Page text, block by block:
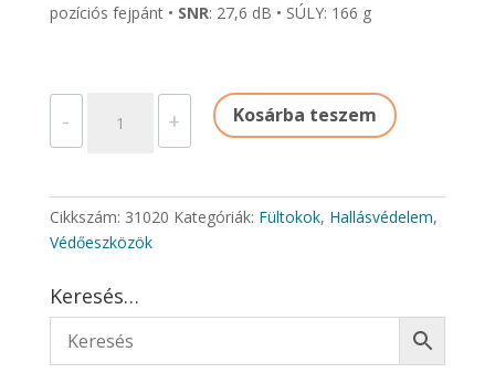
pozíciós fejpánt • SNR: 27,6 dB • SÚLY: 166 g
-
FÜLTOK
SNR
27,6DB
+ Kosárba teszem
Cikkszám: 31020 Kategóriák: Fültokok, Hallásvédelem,
Védőeszközök
Keresés…